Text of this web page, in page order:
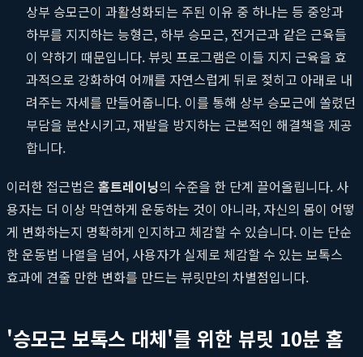
상부 승모근이 과활성화되는 주된 이유 중 하나는 등 중앙과
하부를 지지하는 능형근, 하부 승모근, 전거근과 같은 근육들
이 약하기 때문입니다. 뷰릿 프로그램은 이들 지지 근육을 효
과적으로 강화하여 어깨를 자연스럽게 뒤로 젖히고 아래로 내
려주는 자세를 만들어줍니다. 이를 통해 상부 승모근에 쏠렸던
부담을 분산시키고, 재발을 방지하는 근본적인 해결책을 제공
합니다.
이러한 접근법은 홈트레이닝의 수준을 한 단계 끌어올립니다. 사
용자는 더 이상 막연하게 운동하는 것이 아니라, 자신의 몸이 어떻
게 변화하는지 명확하게 인지하고 체감할 수 있습니다. 이는 단순
한 운동법 나열을 넘어, 사용자가 실제로 체감할 수 있는 보톡스
효과에 견줄 만한 변화를 만드는 뷰릿만의 차별점입니다.
'승모근 보톡스 대체'를 위한 뷰릿 10분 홈